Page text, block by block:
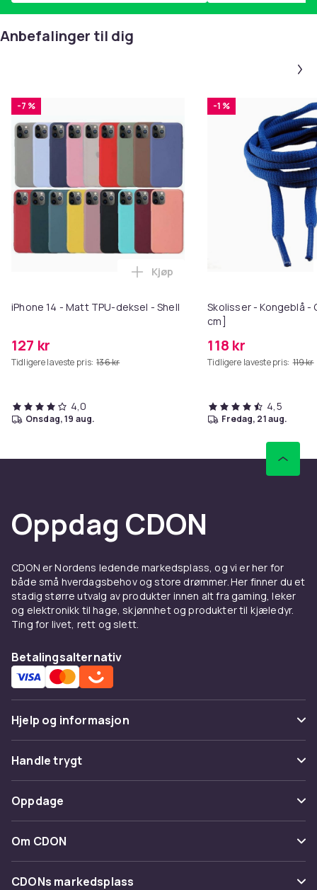
Anbefalinger til dig
-7 %
iPhone 14 - Matt TPU-deksel - Shell
127 kr
Tidligere laveste pris: 136 kr
Legg iPhone 14 - Matt TPU-
Kjøp
4,0
onsdag, 19 aug.
-1 %
Skolisser - Kongeblå -
cm]
118 kr
Tidligere laveste pris: 119 kr
4,5
fredag, 21 aug.
Oppdag CDON
CDON er Nordens ledende markedsplass, og vi er her for
både små hverdagsbehov og store drømmer. Her finner du et
stadig større utvalg av produkter innen alt fra gaming, leker
og elektronikk til hage, skjønnhet og produkter til kjæledyr.
Ting for livet, rett og slett.
Betalingsalternativ
Hjelp og informasjon
Vanlige spørsmål
Spor pakke
Angre & returner her
Kontakt oss
Handle trygt
Betaling
Levering
Tilbakekallinger
Oppdage
Kategorier
Varemerker
Om CDON
Om oss
CDONs markedsplass